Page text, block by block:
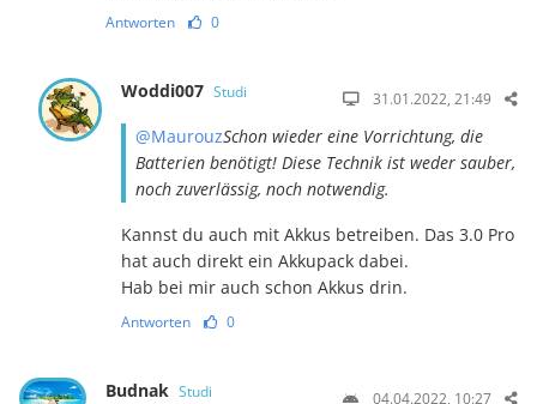
Antworten 0
Woddi007 Studi 31.01.2022, 21:49
@MaurouzSchon wieder eine Vorrichtung, die
Batterien benötigt! Diese Technik ist weder sauber,
noch zuverlässig, noch notwendig.
Kannst du auch mit Akkus betreiben. Das 3.0 Pro
hat auch direkt ein Akkupack dabei.
Hab bei mir auch schon Akkus drin.
Antworten 0
Budnak Studi 04.04.2022, 10:27